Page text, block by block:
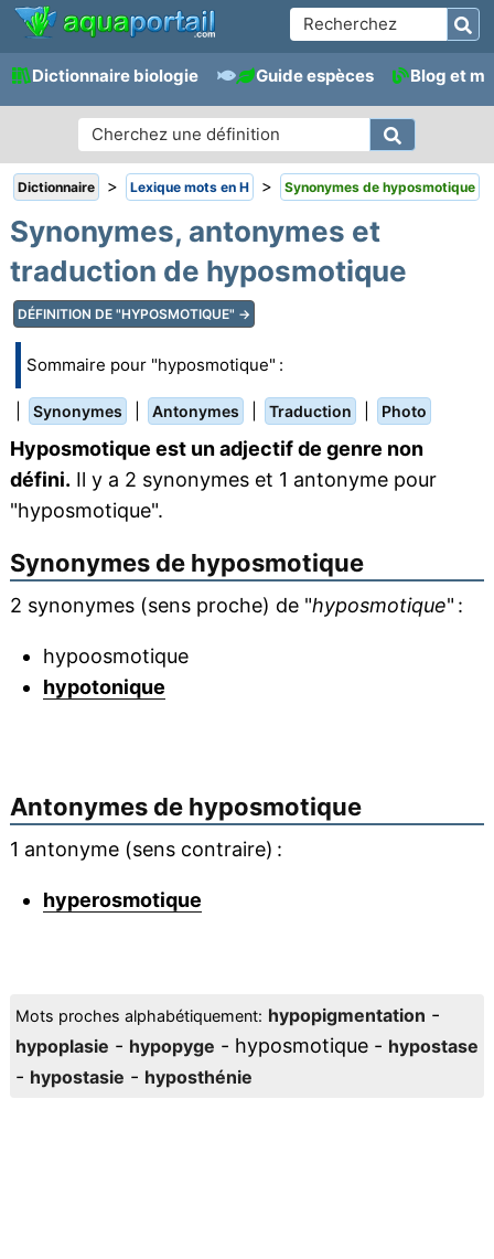
Dictionnaire biologie Guide espèces Blog et
Dictionnaire > Lexique mots en H > Synonymes de hyposmotique
Synonymes, antonymes et
traduction de hyposmotique
DÉFINITION DE "HYPOSMOTIQUE" →
Sommaire pour "hyposmotique" :
Synonymes Antonymes Traduction Photo
Hyposmotique est un adjectif de genre non
défini. Il y a 2 synonymes et 1 antonyme pour
"hyposmotique".
Synonymes de hyposmotique
2 synonymes (sens proche) de "hyposmotique" :
hypoosmotique
hypotonique
Antonymes de hyposmotique
1 antonyme (sens contraire) :
hyperosmotique
Mots proches alphabétiquement: hypopigmentation -
hypoplasie - hypopyge - hyposmotique - hypostase
- hypostasie - hyposthénie